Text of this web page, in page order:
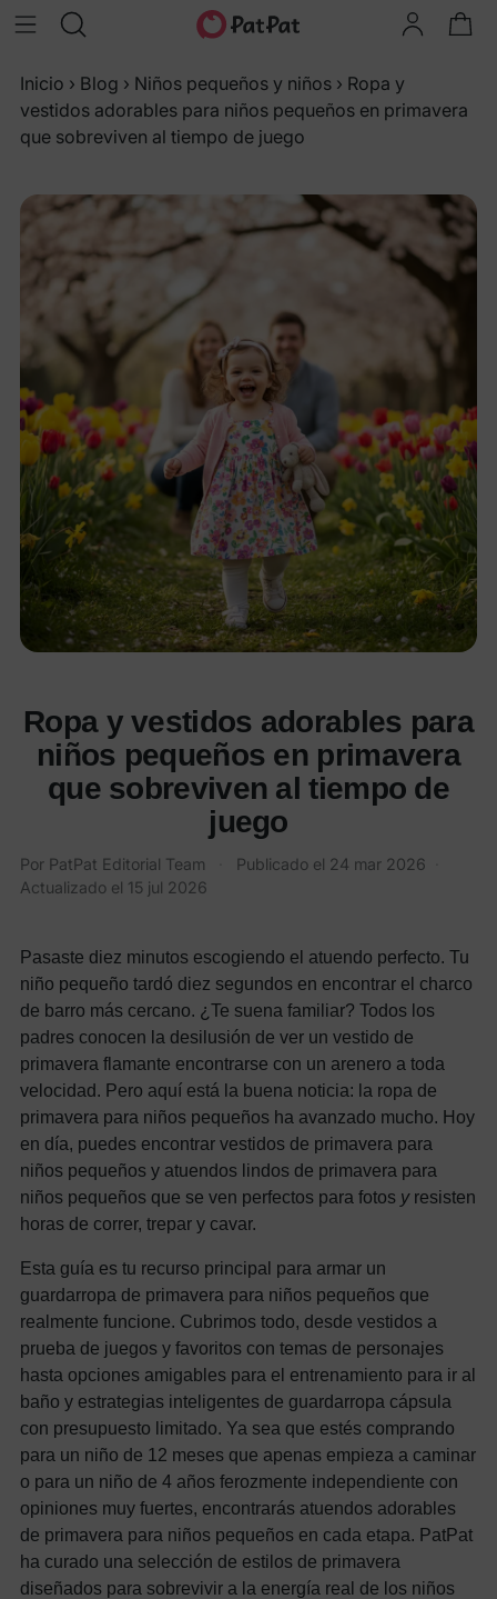
Inicio › Blog › Niños pequeños y niños › Ropa y
vestidos adorables para niños pequeños en primavera
que sobreviven al tiempo de juego
Ropa y vestidos adorables para
niños pequeños en primavera
que sobreviven al tiempo de
juego
Por PatPat Editorial Team Publicado el 24 mar 2026
Actualizado el 15 jul 2026
Pasaste diez minutos escogiendo el atuendo perfecto. Tu
niño pequeño tardó diez segundos en encontrar el charco
de barro más cercano. ¿Te suena familiar? Todos los
padres conocen la desilusión de ver un vestido de
primavera flamante encontrarse con un arenero a toda
velocidad. Pero aquí está la buena noticia: la ropa de
primavera para niños pequeños ha avanzado mucho. Hoy
en día, puedes encontrar vestidos de primavera para
niños pequeños y atuendos lindos de primavera para
niños pequeños que se ven perfectos para fotos yresisten
horas de correr, trepar y cavar.
Esta guía es tu recurso principal para armar un
guardarropa de primavera para niños pequeños que
realmente funcione. Cubrimos todo, desde vestidos a
prueba de juegos y favoritos con temas de personajes
hasta opciones amigables para el entrenamiento para ir al
baño y estrategias inteligentes de guardarropa cápsula
con presupuesto limitado. Ya sea que estés comprando
para un niño de 12 meses que apenas empieza a caminar
o para un niño de 4 años ferozmente independiente con
opiniones muy fuertes, encontrarás atuendos adorables
de primavera para niños pequeños en cada etapa. PatPat
ha curado una selección de estilos de primavera
diseñados para sobrevivir a la energía real de los niños